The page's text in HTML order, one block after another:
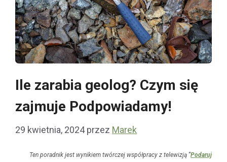
Ile zarabia geolog? Czym się
zajmuje Podpowiadamy!
29 kwietnia, 2024 przez Marek
Ten poradnik jest wynikiem twórczej współpracy z telewizją "Podaruj